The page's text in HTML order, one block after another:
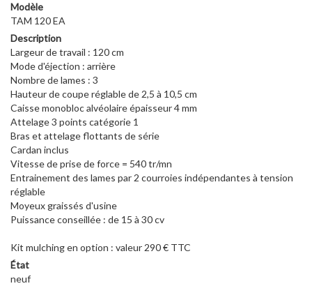
Modèle
TAM 120 EA
Description
Largeur de travail : 120 cm
Mode d'éjection : arrière
Nombre de lames : 3
Hauteur de coupe réglable de 2,5 à 10,5 cm
Caisse monobloc alvéolaire épaisseur 4 mm
Attelage 3 points catégorie 1
Bras et attelage flottants de série
Cardan inclus
Vitesse de prise de force = 540 tr/mn
Entrainement des lames par 2 courroies indépendantes à tension
réglable
Moyeux graissés d'usine
Puissance conseillée : de 15 à 30 cv
Kit mulching en option : valeur 290 € TTC
État
neuf